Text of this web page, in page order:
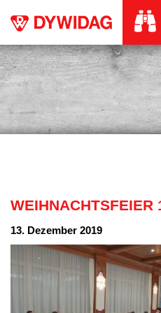
WEIHNACHTSFEIER
13. Dezember 2019